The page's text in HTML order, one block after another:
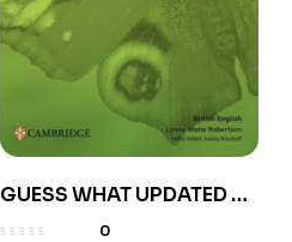
GUESS WHAT UPDATED BE
3 AB W/ DIG PK
0